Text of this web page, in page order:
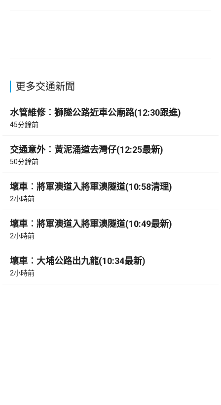
更多交通新聞
水管維修︰獅隧公路近車公廟路(12:30跟進)
45分鐘前
交通意外︰黃泥涌道去灣仔(12:25最新)
50分鐘前
壞車︰將軍澳道入將軍澳隧道(10:58清理)
2小時前
壞車︰將軍澳道入將軍澳隧道(10:49最新)
2小時前
壞車︰大埔公路出九龍(10:34最新)
2小時前